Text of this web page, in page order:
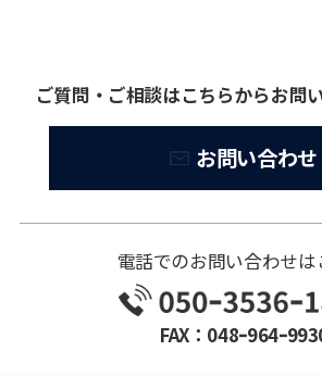
ご質問・ご相談はこちらからお問
お問い合わせ
電話でのお問い合わせは
FAX：048ｰ964ｰ